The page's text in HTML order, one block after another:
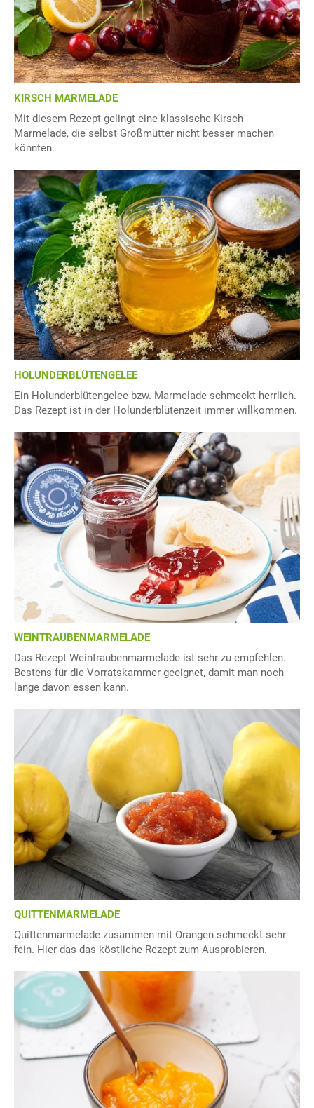
KIRSCH MARMELADE
Mit diesem Rezept gelingt eine klassische Kirsch
Marmelade, die selbst Großmütter nicht besser machen
könnten.
HOLUNDERBLÜTENGELEE
Ein Holunderblütengelee bzw. Marmelade schmeckt herrlich.
Das Rezept ist in der Holunderblütenzeit immer willkommen.
WEINTRAUBENMARMELADE
Das Rezept Weintraubenmarmelade ist sehr zu empfehlen.
Bestens für die Vorratskammer geeignet, damit man noch
lange davon essen kann.
QUITTENMARMELADE
Quittenmarmelade zusammen mit Orangen schmeckt sehr
fein. Hier das das köstliche Rezept zum Ausprobieren.